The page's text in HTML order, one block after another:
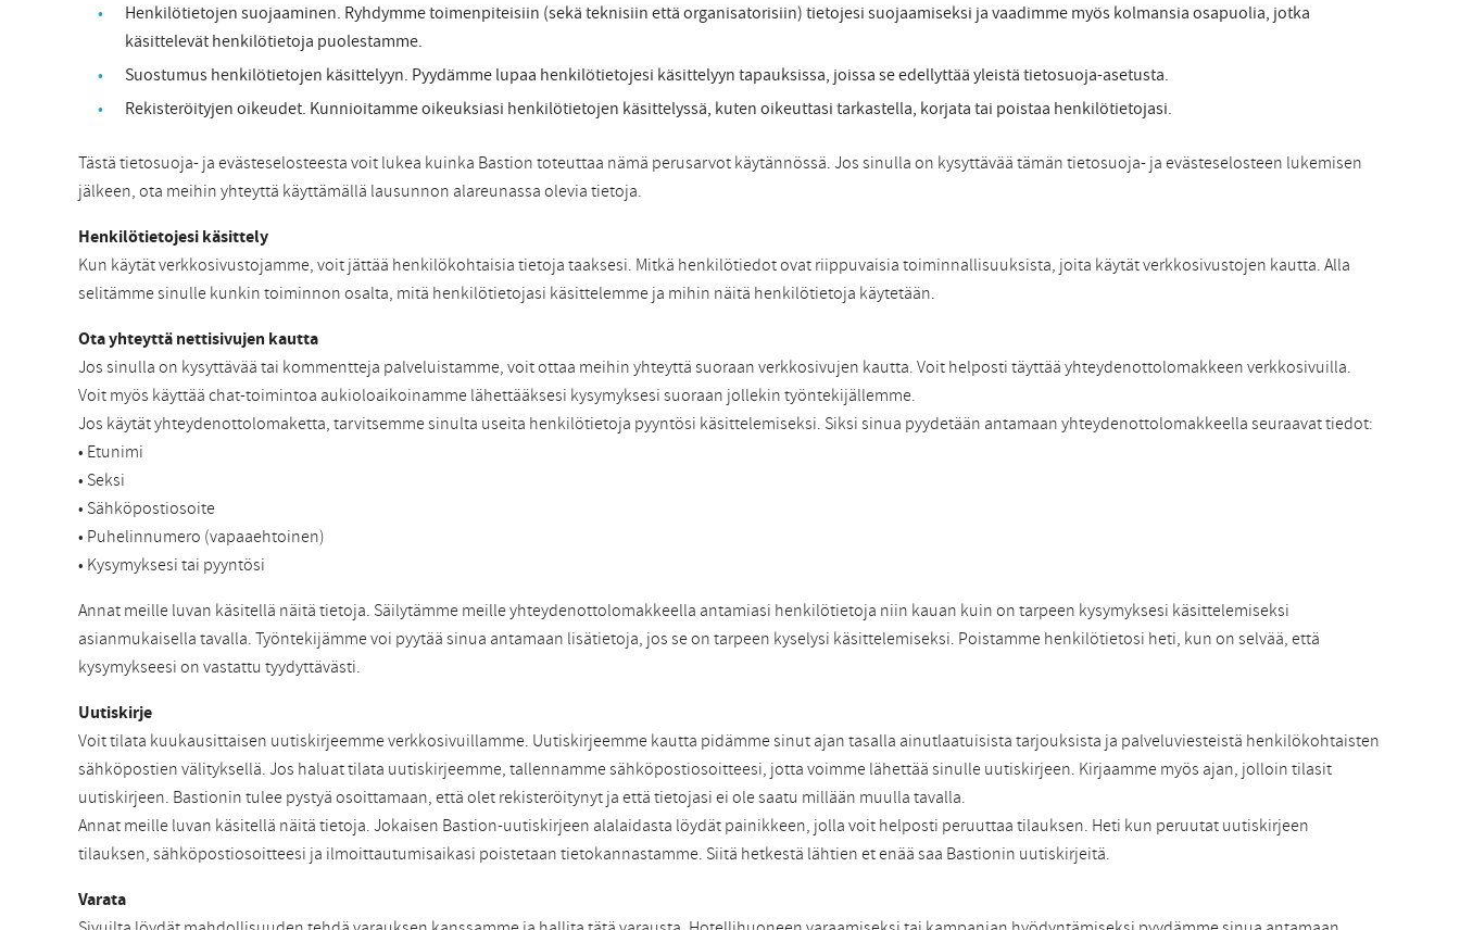
Henkilötietojen suojaaminen. Ryhdymme toimenpiteisiin (sekä teknisiin että organisatorisiin) tietojesi suojaamiseksi ja vaadimme myös kolmansia osapuolia, jotka
käsittelevät henkilötietoja puolestamme.
Suostumus henkilötietojen käsittelyyn. Pyydämme lupaa henkilötietojesi käsittelyyn tapauksissa, joissa se edellyttää yleistä tietosuoja-asetusta.
Rekisteröityjen oikeudet. Kunnioitamme oikeuksiasi henkilötietojen käsittelyssä, kuten oikeuttasi tarkastella, korjata tai poistaa henkilötietojasi.
Tästä tietosuoja- ja evästeselosteesta voit lukea kuinka Bastion toteuttaa nämä perusarvot käytännössä. Jos sinulla on kysyttävää tämän tietosuoja- ja evästeselosteen lukemisen
jälkeen, ota meihin yhteyttä käyttämällä lausunnon alareunassa olevia tietoja.
Henkilötietojesi käsittely
Kun käytät verkkosivustojamme, voit jättää henkilökohtaisia tietoja taaksesi. Mitkä henkilötiedot ovat riippuvaisia toiminnallisuuksista, joita käytät verkkosivustojen kautta. Alla
selitämme sinulle kunkin toiminnon osalta, mitä henkilötietojasi käsittelemme ja mihin näitä henkilötietoja käytetään.
Ota yhteyttä nettisivujen kautta
Jos sinulla on kysyttävää tai kommentteja palveluistamme, voit ottaa meihin yhteyttä suoraan verkkosivujen kautta. Voit helposti täyttää yhteydenottolomakkeen verkkosivuilla.
Voit myös käyttää chat-toimintoa aukioloaikoinamme lähettääksesi kysymyksesi suoraan jollekin työntekijällemme.
Jos käytät yhteydenottolomaketta, tarvitsemme sinulta useita henkilötietoja pyyntösi käsittelemiseksi. Siksi sinua pyydetään antamaan yhteydenottolomakkeella seuraavat tiedot:
• Etunimi
• Seksi
• Sähköpostiosoite
• Puhelinnumero (vapaaehtoinen)
• Kysymyksesi tai pyyntösi
Annat meille luvan käsitellä näitä tietoja. Säilytämme meille yhteydenottolomakkeella antamiasi henkilötietoja niin kauan kuin on tarpeen kysymyksesi käsittelemiseksi
asianmukaisella tavalla. Työntekijämme voi pyytää sinua antamaan lisätietoja, jos se on tarpeen kyselysi käsittelemiseksi. Poistamme henkilötietosi heti, kun on selvää, että
kysymykseesi on vastattu tyydyttävästi.
Uutiskirje
Voit tilata kuukausittaisen uutiskirjeemme verkkosivuillamme. Uutiskirjeemme kautta pidämme sinut ajan tasalla ainutlaatuisista tarjouksista ja palveluviesteistä henkilökohtaisten
sähköpostien välityksellä. Jos haluat tilata uutiskirjeemme, tallennamme sähköpostiosoitteesi, jotta voimme lähettää sinulle uutiskirjeen. Kirjaamme myös ajan, jolloin tilasit
uutiskirjeen. Bastionin tulee pystyä osoittamaan, että olet rekisteröitynyt ja että tietojasi ei ole saatu millään muulla tavalla.
Annat meille luvan käsitellä näitä tietoja. Jokaisen Bastion-uutiskirjeen alalaidasta löydät painikkeen, jolla voit helposti peruuttaa tilauksen. Heti kun peruutat uutiskirjeen
tilauksen, sähköpostiosoitteesi ja ilmoittautumisaikasi poistetaan tietokannastamme. Siitä hetkestä lähtien et enää saa Bastionin uutiskirjeitä.
Varata